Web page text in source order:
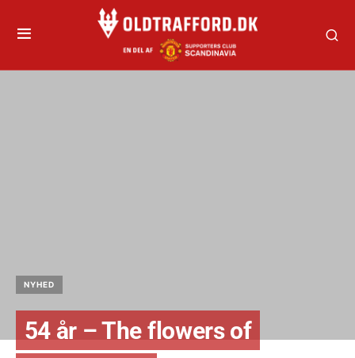
NYHED
54 år – The flowers of